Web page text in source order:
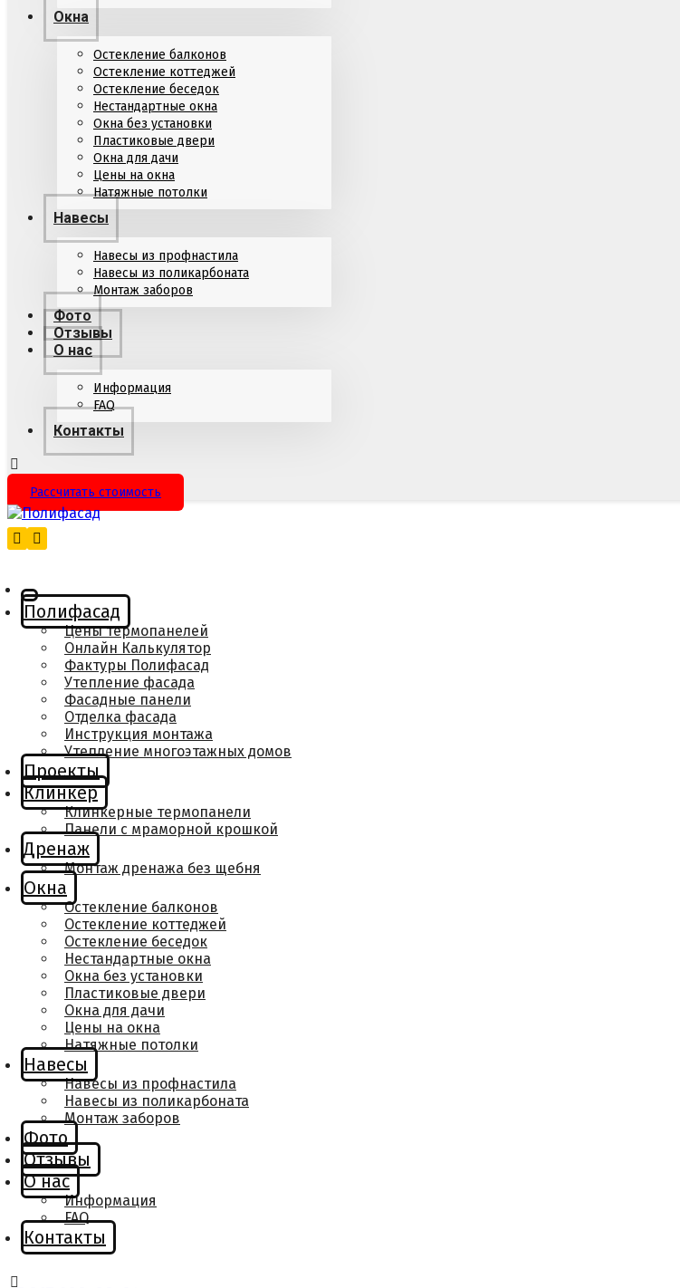
Окна
Остекление балконов
Остекление коттеджей
Остекление беседок
Нестандартные окна
Окна без установки
Пластиковые двери
Окна для дачи
Цены на окна
Натяжные потолки
Навесы
Навесы из профнастила
Навесы из поликарбоната
Монтаж заборов
Фото
Отзывы
О нас
Информация
FAQ
Контакты
Рассчитать стоимость
Полифасад
Цены термопанелей
Онлайн Калькулятор
Фактуры Полифасад
Утепление фасада
Фасадные панели
Отделка фасада
Инструкция монтажа
Утепление многоэтажных домов
Проекты
Клинкер
Клинкерные термопанели
Панели с мраморной крошкой
Дренаж
Монтаж дренажа без щебня
Окна
Остекление балконов
Остекление коттеджей
Остекление беседок
Нестандартные окна
Окна без установки
Пластиковые двери
Окна для дачи
Цены на окна
Натяжные потолки
Навесы
Навесы из профнастила
Навесы из поликарбоната
Монтаж заборов
Фото
Отзывы
О нас
Информация
FAQ
Контакты